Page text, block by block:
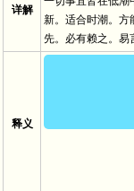
详解
新。适合时潮。方
先。必有赖之。易
释义